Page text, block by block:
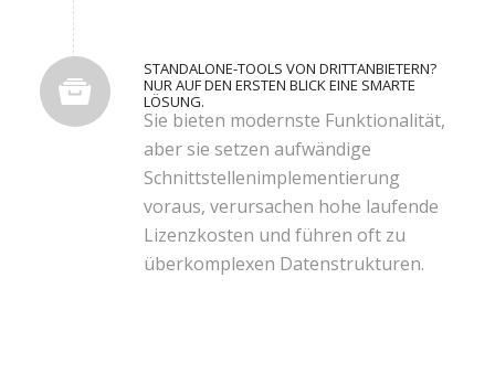
STANDALONE-TOOLS VON DRITTANBIETERN?
NUR AUF DEN ERSTEN BLICK EINE SMARTE
LÖSUNG.
Sie bieten modernste Funktionalität,
aber sie setzen aufwändige
Schnittstellenimplementierung
voraus, verursachen hohe laufende
Lizenzkosten und führen oft zu
überkomplexen Datenstrukturen.